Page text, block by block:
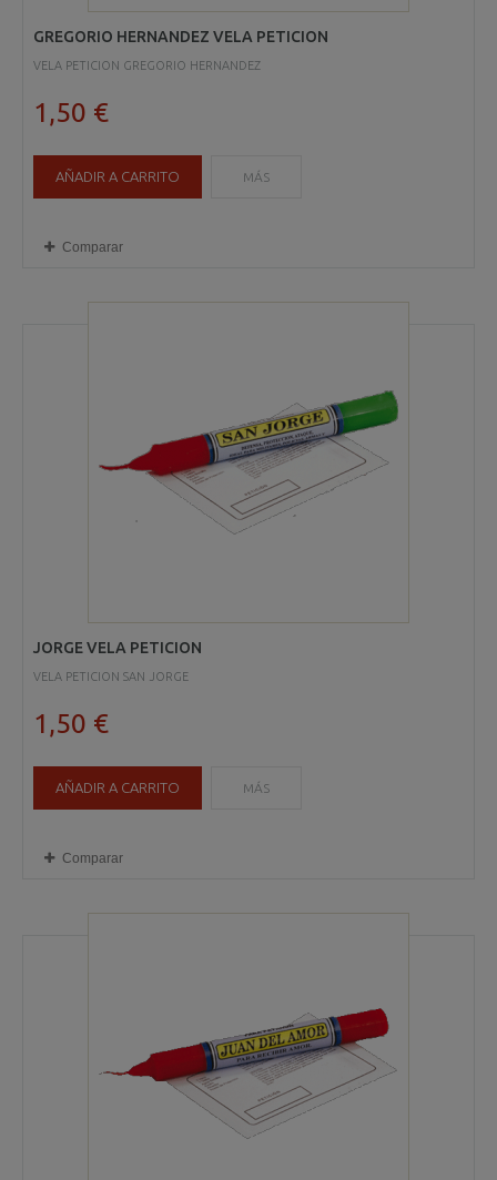
GREGORIO HERNANDEZ VELA PETICION
VELA PETICION GREGORIO HERNANDEZ
1,50 €
AÑADIR A CARRITO MÁS
Comparar
JORGE VELA PETICION
VELA PETICION SAN JORGE
1,50 €
AÑADIR A CARRITO MÁS
Comparar